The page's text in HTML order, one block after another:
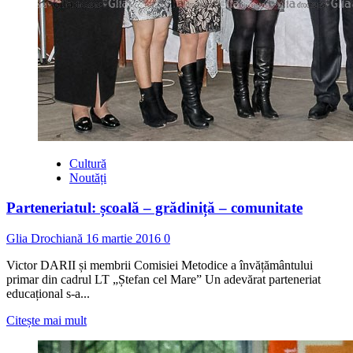
Cultură
Noutăți
Parteneriatul: școală – grădiniță – comunitate
Glia Drochiană 16 martie 2016 0
Victor DARII și membrii Comisiei Metodice a învățământului
primar din cadrul LT „Ștefan cel Mare” Un adevărat parteneriat
educațional s-a...
Citește mai multRead
about